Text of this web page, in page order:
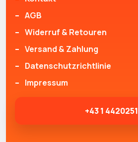
AGB
Widerruf & Retouren
Versand & Zahlung
Datenschutzrichtlinie
Impressum
+43 1 4420251